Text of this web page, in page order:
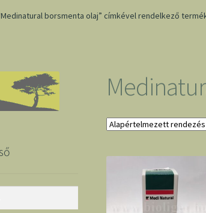
borsmenta olaj” címkével rendelkező